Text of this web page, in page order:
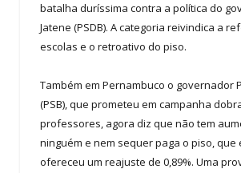
batalha duríssima contra a política do
Jatene (PSDB). A categoria reivindica a
escolas e o retroativo do piso.
Também em Pernambuco o governador
(PSB), que prometeu em campanha
professores, agora diz que não tem
ninguém e nem sequer paga o piso, que
ofereceu um reajuste de 0,89%. Uma